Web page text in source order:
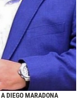
DIEGO MARADONA